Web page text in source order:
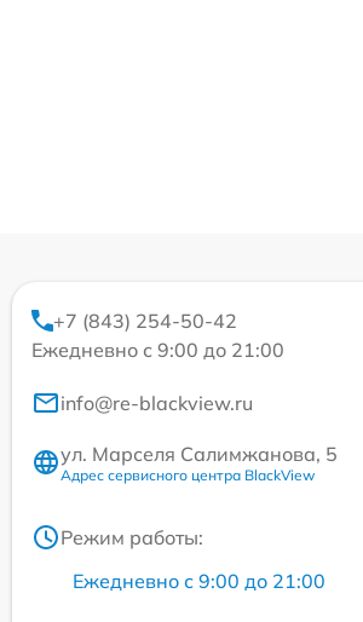
+7 (843) 254-50-42
Ежедневно с 9:00 до 21:00
info@re-blackview.ru
ул. Марселя Салимжанова, 5
Адрес сервисного центра BlackView
Режим работы:
Ежедневно с 9:00 до 21:00